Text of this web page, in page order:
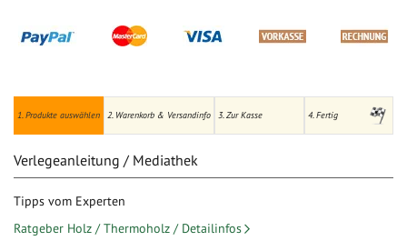
1. Produkte auswählen 2. Warenkorb & Versandinfo 3. Zur Kasse 4. Fertig
Verlegeanleitung / Mediathek
Tipps vom Experten
Ratgeber Holz / Thermoholz / Detailinfos